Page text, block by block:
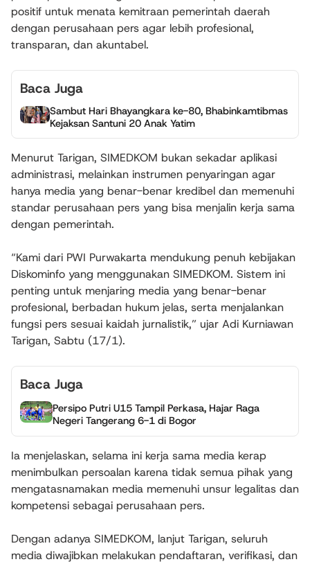
positif untuk menata kemitraan pemerintah daerah
dengan perusahaan pers agar lebih profesional,
transparan, dan akuntabel.
Baca Juga
Sambut Hari Bhayangkara ke-80, Bhabinkamtibmas
Kejaksan Santuni 20 Anak Yatim
Menurut Tarigan, SIMEDKOM bukan sekadar aplikasi
administrasi, melainkan instrumen penyaringan agar
hanya media yang benar-benar kredibel dan memenuhi
standar perusahaan pers yang bisa menjalin kerja sama
dengan pemerintah.
“Kami dari PWI Purwakarta mendukung penuh kebijakan
Diskominfo yang menggunakan SIMEDKOM. Sistem ini
penting untuk menjaring media yang benar-benar
profesional, berbadan hukum jelas, serta menjalankan
fungsi pers sesuai kaidah jurnalistik,” ujar Adi Kurniawan
Tarigan, Sabtu (17/1).
Baca Juga
Persipo Putri U15 Tampil Perkasa, Hajar Raga
Negeri Tangerang 6-1 di Bogor
Ia menjelaskan, selama ini kerja sama media kerap
menimbulkan persoalan karena tidak semua pihak yang
mengatasnamakan media memenuhi unsur legalitas dan
kompetensi sebagai perusahaan pers.
Dengan adanya SIMEDKOM, lanjut Tarigan, seluruh
media diwajibkan melakukan pendaftaran, verifikasi, dan